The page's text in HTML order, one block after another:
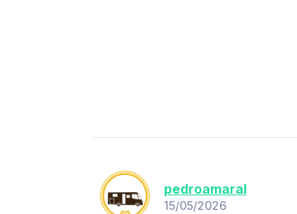
pedroamaral
15/05/2026